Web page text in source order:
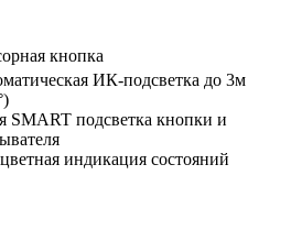
кнопка
ИК-подсветка до 3м
SMART подсветка кнопки и
индикация состояний